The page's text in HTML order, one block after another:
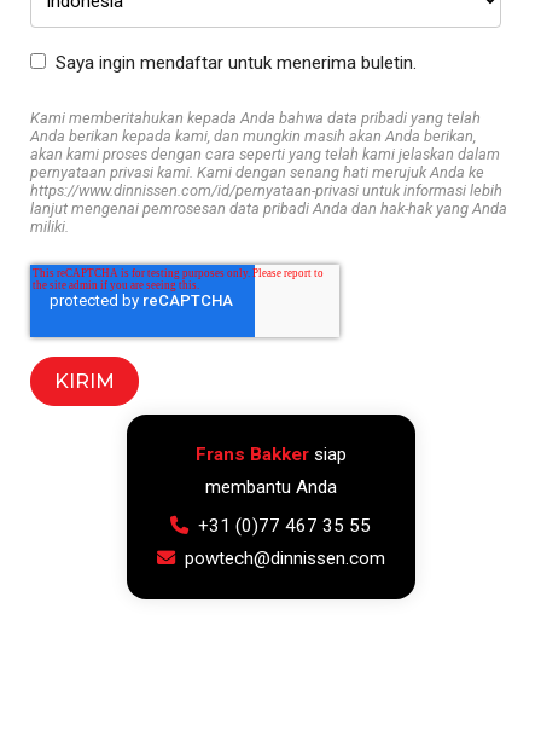
Saya ingin mendaftar untuk menerima buletin.
Kami memberitahukan kepada Anda bahwa data pribadi yang telah
Anda berikan kepada kami, dan mungkin masih akan Anda berikan,
akan kami proses dengan cara seperti yang telah kami jelaskan dalam
pernyataan privasi kami. Kami dengan senang hati merujuk Anda ke
https://www.dinnissen.com/id/pernyataan-privasi untuk informasi lebih
lanjut mengenai pemrosesan data pribadi Anda dan hak-hak yang Anda
miliki.
Frans Bakkersiap
membantu Anda
+31 (0)77 467 35 55
powtech@dinnissen.com